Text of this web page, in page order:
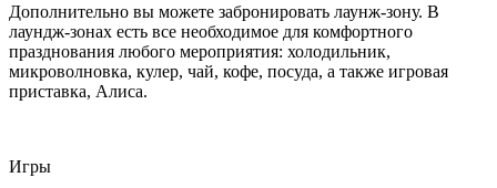
Дополнительно вы можете забронировать лаунж-зону. В
лаундж-зонах есть все необходимое для комфортного
празднования любого мероприятия: холодильник,
микроволновка, кулер, чай, кофе, посуда, а также игровая
приставка, Алиса.
Игры